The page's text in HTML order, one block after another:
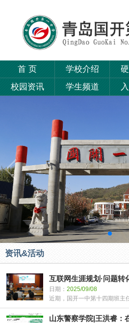
首 页 学校介绍
校园资讯
学生频道
资讯&活动
互联网生涯规划·问题转
日期： 2025/09/08
近期，国开一中第十四期班主
山东警察学院|王洪睿：